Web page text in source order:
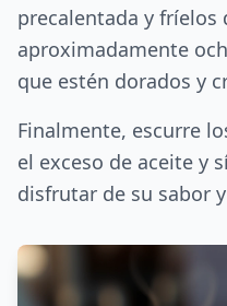
precalentada y fríelos
aproximadamente
que estén dorados y
Finalmente, escurre
el exceso de aceite y
disfrutar de su sabor